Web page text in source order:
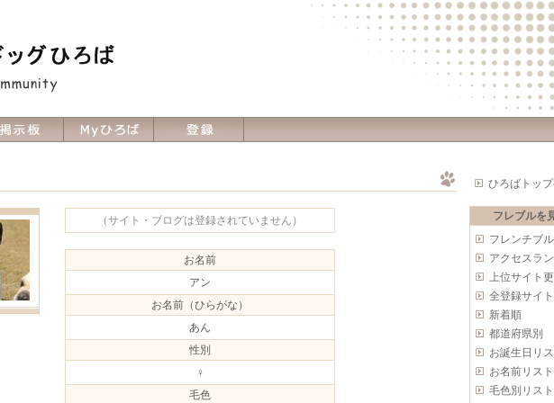
ひろばトッ
フレブルを
フレンチブ
アクセスラ
上位サイト
全登録サイ
新着順
都道府県別
お誕生日リス
お名前リスト
毛色別リスト
（サイト・ブログは登録されていません）
お名前
アン
お名前（ひらがな）
あん
性別
♀
毛色